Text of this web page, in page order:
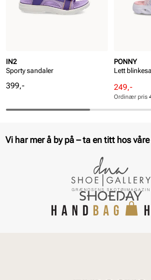
IN2
Sporty sandaler
Pris
399,-
PONNY
Lett
Rabattert
pris
Pris
249,-
Ordinær
pris
Pris
Ordinær pris
Vi har mer å by på – ta en titt hos